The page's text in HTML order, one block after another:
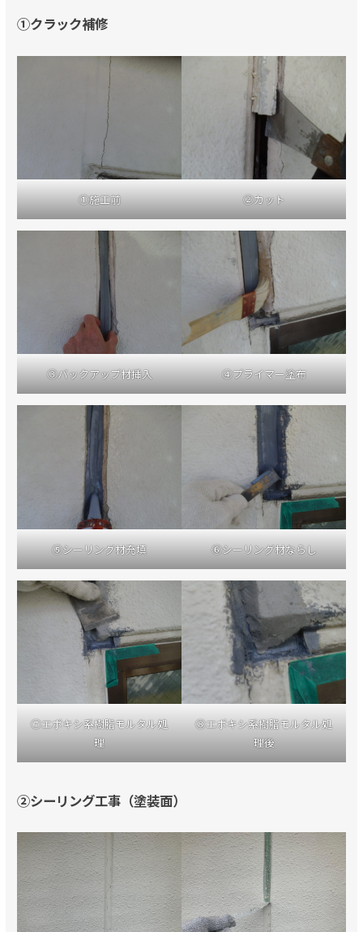
①クラック補修
①施工前 ②カット
③バックアップ材挿入 ④プライマー塗布
⑤シーリング材充填 ⑥シーリング材ならし
⑦エポキシ系樹脂モルタル処
理
⑧エポキシ系樹脂モルタル処
理後
②シーリング工事（塗装面）